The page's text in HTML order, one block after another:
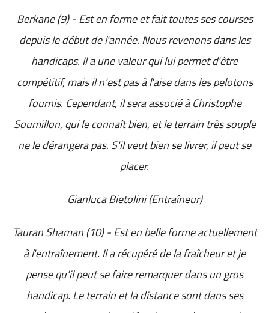
Berkane (9) - Est en forme et fait toutes ses courses
depuis le début de l'année. Nous revenons dans les
handicaps. Il a une valeur qui lui permet d'être
compétitif, mais il n'est pas à l'aise dans les pelotons
fournis. Cependant, il sera associé à Christophe
Soumillon, qui le connaît bien, et le terrain très souple
ne le dérangera pas. S'il veut bien se livrer, il peut se
placer.
Gianluca Bietolini (Entraîneur)
Tauran Shaman (10) - Est en belle forme actuellement
à l'entraînement. Il a récupéré de la fraîcheur et je
pense qu'il peut se faire remarquer dans un gros
handicap. Le terrain et la distance sont dans ses